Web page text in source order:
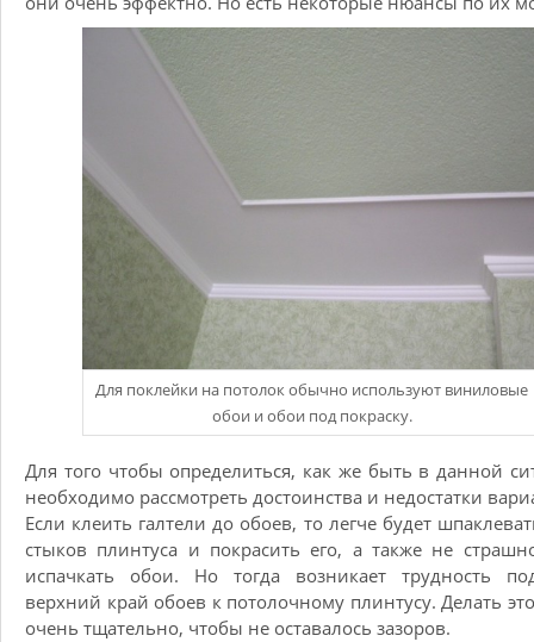
Для поклейки на потолок обычно используют виниловые
обои и обои под покраску.
Для того чтобы определиться, как же быть в данной
необходимо рассмотреть достоинства и недостатки
Если клеить галтели до обоев, то легче будет
стыков плинтуса и покрасить его, а также не
испачкать обои. Но тогда возникает трудность
верхний край обоев к потолочному плинтусу. Делать
очень тщательно, чтобы не оставалось зазоров.